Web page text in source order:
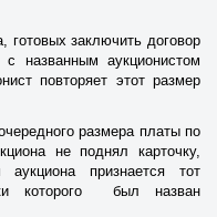
готовых заключить договор
названным аукционистом
повторяет этот размер
размера платы по
не поднял карточку,
аукциона признается тот
которого был назван